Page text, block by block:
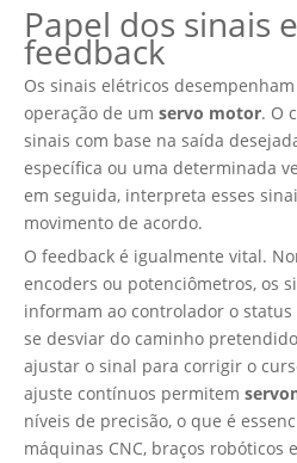
Papel dos sinais
feedback
Os sinais elétricos
operação de um servo motor. O
sinais com base na saída
específica ou uma determinada
em seguida, interpreta esses
movimento de acordo.
O feedback é igualmente vital.
encoders ou potenciômetros, os
informam ao controlador o
se desviar do caminho
ajustar o sinal para corrigir o
ajuste contínuos permitem
níveis de precisão, o que é
máquinas CNC, braços robóticos